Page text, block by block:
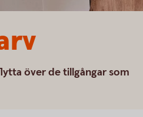
över de tillgångar som